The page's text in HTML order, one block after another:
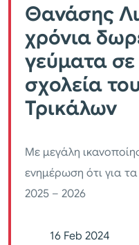
Θανάσης
χρόνια
γεύματα
σχολεία
Τρικάλων
Με μεγάλη
ενημέρωση ότι για
2025 – 2026
16 Feb 2024